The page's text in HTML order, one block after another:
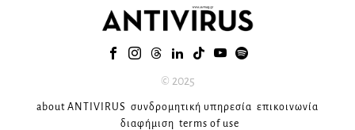
© 2025
about ANTIVIRUS συνδρομητική υπηρεσία επικοινωνία
διαφήμιση terms of use